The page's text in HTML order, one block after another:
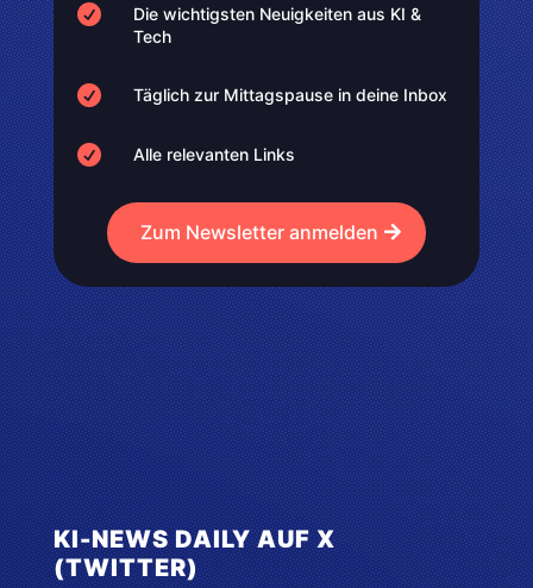

Die wichtigsten Neuigkeiten aus KI &
Tech
 Täglich zur Mittagspause in deine Inbox
 Alle relevanten Links
Zum Newsletter anmelden
KI-NEWS DAILY AUF X
(TWITTER)